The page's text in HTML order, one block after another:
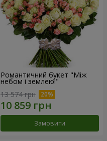
Романтичний букет "Між
небом і землею!"
13 574 грн
Замовити